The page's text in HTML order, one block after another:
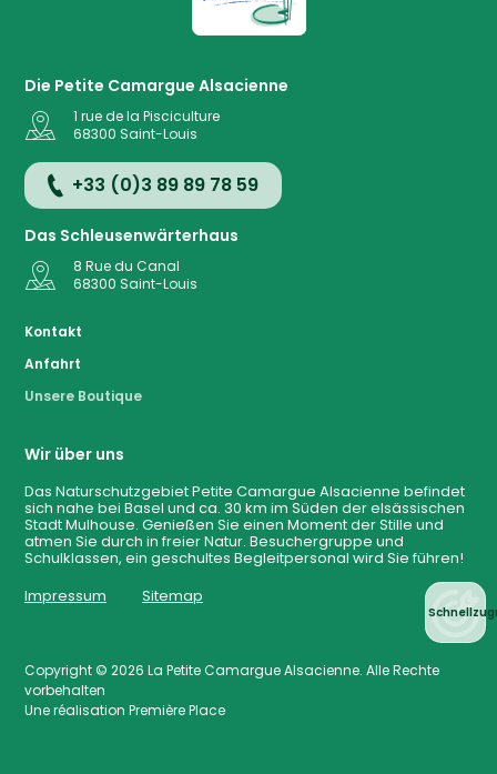
Die Petite Camargue Alsacienne
1 rue de la Pisciculture
68300 Saint-Louis
+33 (0)3 89 89 78 59
Das Schleusenwärterhaus
8 Rue du Canal
68300 Saint-Louis
Kontakt
Anfahrt
Unsere Boutique
Wir über uns
Das Naturschutzgebiet Petite Camargue Alsacienne befindet
sich nahe bei Basel und ca. 30 km im Süden der elsässischen
Stadt Mulhouse. Genießen Sie einen Moment der Stille und
atmen Sie durch in freier Natur. Besuchergruppe und
Schulklassen, ein geschultes Begleitpersonal wird Sie führen!
Impressum
Sitemap
Copyright © 2026 La Petite Camargue Alsacienne. Alle Rechte
vorbehalten
Une réalisation Première Place
Kontakt